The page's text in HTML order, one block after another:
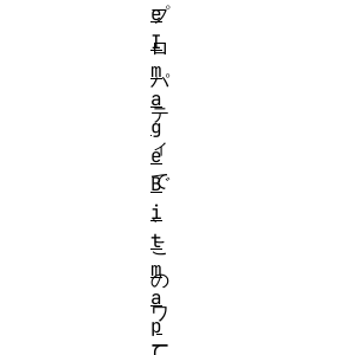
プ
ロ
パ
テ
ィ
で
、
こ
の
ワ
ー
e
I
m
a
g
e
B
i
t
m
a
p